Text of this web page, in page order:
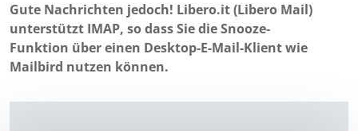
Gute Nachrichten jedoch! Libero.it (Libero Mail)
unterstützt IMAP, so dass Sie die Snooze-
Funktion über einen Desktop-E-Mail-Klient wie
Mailbird nutzen können.